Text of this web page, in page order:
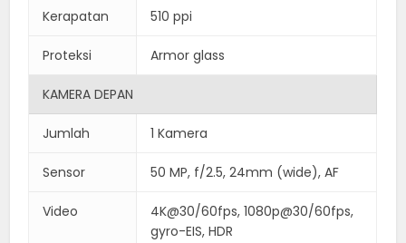
Kerapatan 510 ppi
Proteksi Armor glass
KAMERA DEPAN
Jumlah 1 Kamera
Sensor 50 MP, f/2.5, 24mm (wide), AF
Video
4K@30/60fps, 1080p@30/60fps,
gyro-EIS, HDR